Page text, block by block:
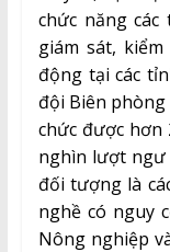
chức năng
giám sát,
động tại các
đội Biên
chức được hơn
nghìn lượt ngư
đối tượng là
nghề có nguy
Nông nghiệp